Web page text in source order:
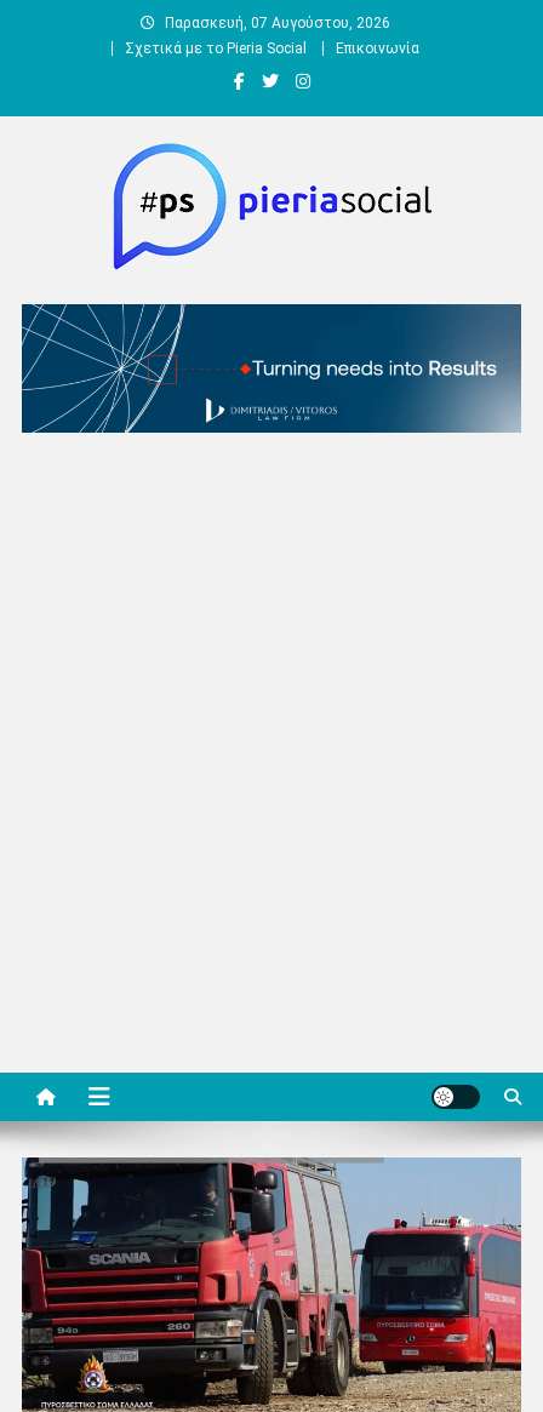
Παρασκευή, 07 Αυγούστου, 2026
Σχετικά με το Pieria Social
Επικοινωνία
Pieria Social